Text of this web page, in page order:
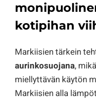
kotipihan
Markiisien tärkein
aurinkosuojana,
miellyttävän käytön
Markiisien alla